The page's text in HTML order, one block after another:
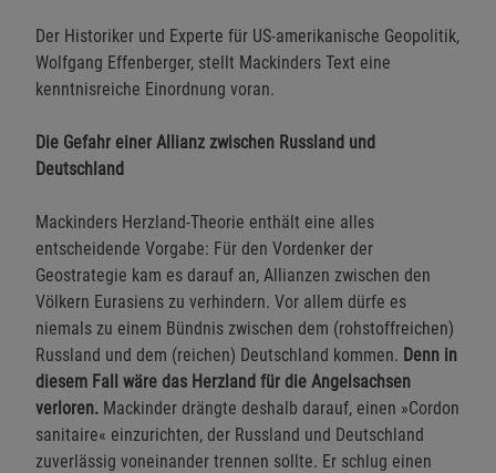
Der Historiker und Experte für US-amerikanische Geopolitik,
Wolfgang Effenberger, stellt Mackinders Text eine
kenntnisreiche Einordnung voran.
Die Gefahr einer Allianz zwischen Russland und
Deutschland
Mackinders Herzland-Theorie enthält eine alles
entscheidende Vorgabe: Für den Vordenker der
Geostrategie kam es darauf an, Allianzen zwischen den
Völkern Eurasiens zu verhindern. Vor allem dürfe es
niemals zu einem Bündnis zwischen dem (rohstoffreichen)
Russland und dem (reichen) Deutschland kommen. Denn in
diesem Fall wäre das Herzland für die Angelsachsen
verloren. Mackinder drängte deshalb darauf, einen »Cordon
sanitaire« einzurichten, der Russland und Deutschland
zuverlässig voneinander trennen sollte. Er schlug einen